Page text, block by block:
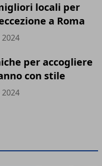
locali per
a Roma
per accogliere
con stile